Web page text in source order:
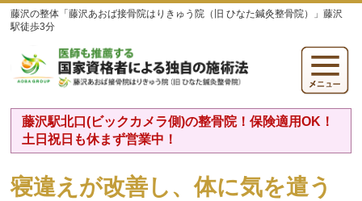
藤沢の整体「藤沢あおば接骨院はりきゅう院（旧 ひなた鍼灸整骨院）」藤沢
駅徒歩3分
藤沢駅北口(ビックカメラ側)の整骨院！保険適用OK！
土日祝日も休まず営業中！
寝違えが改善し、体に気を遣う